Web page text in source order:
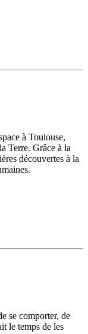
à Toulouse,
Terre. Grâce à la
découvertes à la
se comporter, de
le temps de les